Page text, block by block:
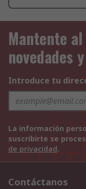
Mantente
novedades
Introduce tu
La información
suscribirte se
de privacidad.
Contáctanos